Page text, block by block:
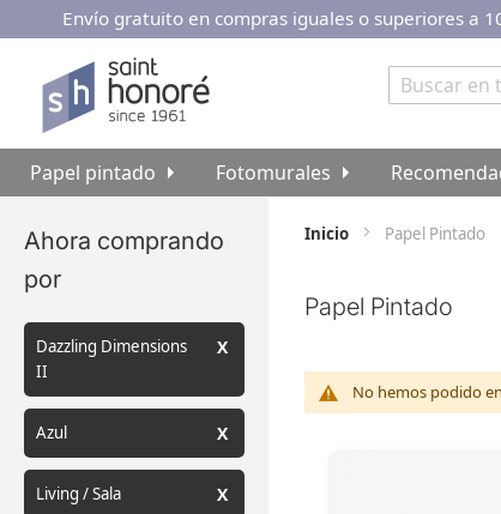
Ir
contenido
Envío gratuito en compras iguales o superiores a
Papel pintado Fotomurales
Inicio Papel Pintado
Papel Pintado
No hemos podido
Ahora comprando
por
Dazzling Dimensions
II
Azul
Living / Sala